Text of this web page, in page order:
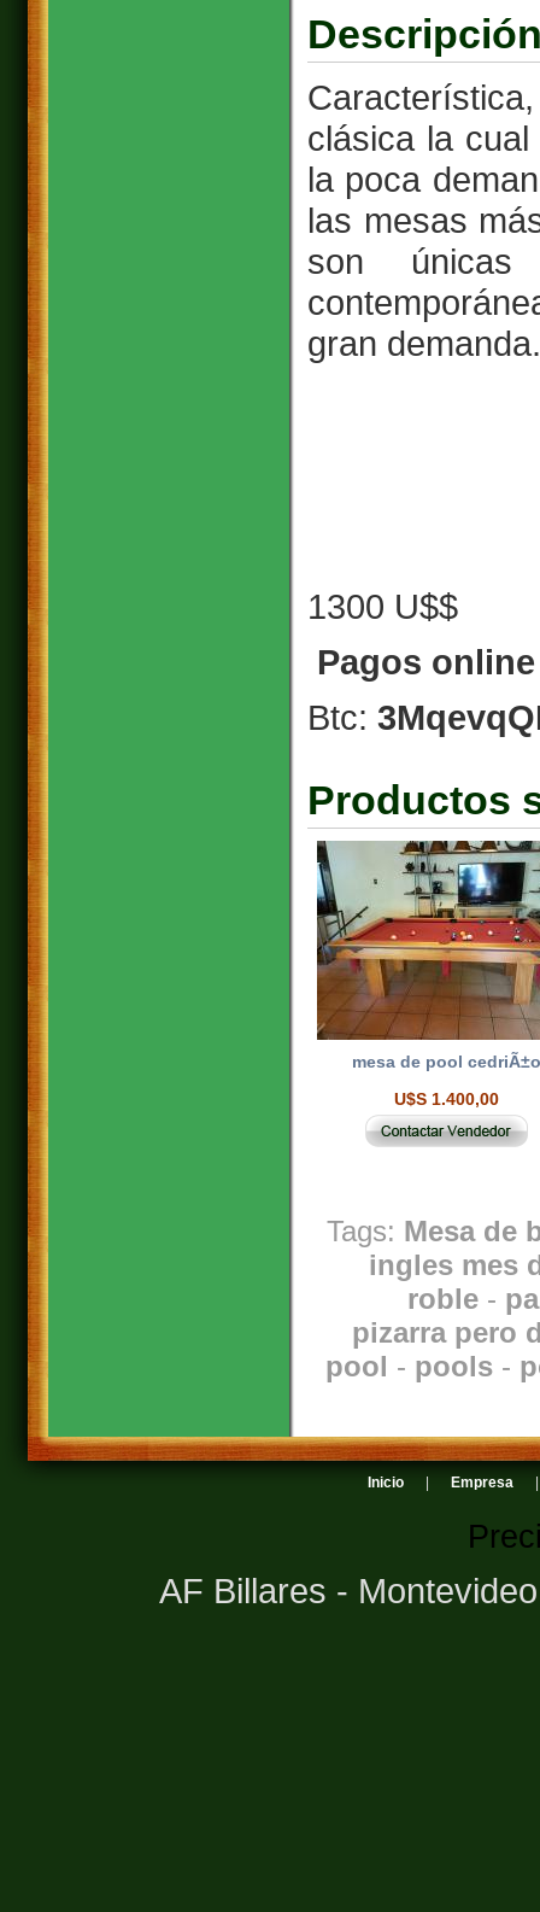
clásica la
la poca
las mesas
son
gran demanda.
1300 U$$
Pagos
Btc:
Productos
mesa de pool cedriÃ±o
U$S 1.400,00
Tags: Mesa de
ingles mes
roble -
pizarra pero
pool - pools -
Inicio Empresa
AF Billares -